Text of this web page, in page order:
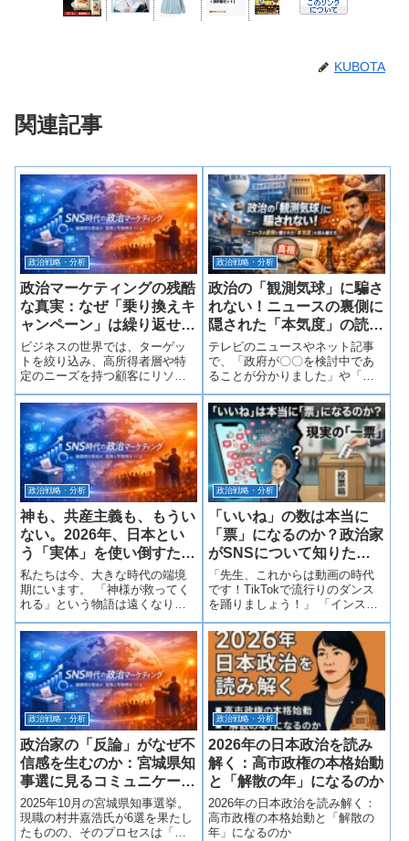
KUBOTA
関連記事
政治戦略・分析
政治マーケティングの残酷
な真実：なぜ「乗り換えキ
ャンペーン」は繰り返せな
いのか
ビジネスの世界では、ターゲッ
トを絞り込み、高所得者層や特
定のニーズを持つ顧客にリソー
スを集中させることが「正解」
です。しかし、選挙という戦場
には、その合理性が通用しない
絶対的なルールが存在します。
「金持ちも貧乏人も、若者も老
人も、等しく1票...
政治戦略・分析
政治の「観測気球」に騙さ
れない！ニュースの裏側に
隠された「本気度」の読み
解き方
テレビのニュースやネット記事
で、「政府が〇〇を検討中であ
ることが分かりました」や「〇
〇首相が解散総選挙を決断」と
いう一文を目にしたことはあり
ませんか？数日後、世論が猛反
対すると「そんな事実は検討し
ていません」と火消しが始ま
り、逆に反応が薄け...
政治戦略・分析
神も、共産主義も、もうい
ない。2026年、日本とい
う「実体」を使い倒すため
の政治へ
私たちは今、大きな時代の端境
期にいます。 「神様が救ってく
れる」という物語は遠くなり、
一方で「共産主義が理想郷を作
る」というかつての実験が、個
人の自由を奪い、社会を停滞さ
せる「狂気」を孕んでいたこと
も、私たちは歴史の教訓として
知っています。...
政治戦略・分析
「いいね」の数は本当に
「票」になるのか？政治家
がSNSについて知りた
い、たった一つの真実
「先生、これからは動画の時代
です！TikTokで流行りのダンス
を踊りましょう！」 「インスタ
映えするランチの写真をアップ
しないと、若者の支持は得られ
ませんよ」熱意ある若手秘書
や、外部のコンサルタントから
そう言われるたび、あなたは笑
顔で頷きな...
政治戦略・分析
政治家の「反論」がなぜ不
信感を生むのか：宮城県知
事選に見るコミュニケーシ
ョンの機能不全
2025年10月の宮城県知事選挙。
現職の村井嘉浩氏が6選を果たし
たものの、そのプロセスは「勝
政治戦略・分析
2026年の日本政治を読み
解く：高市政権の本格始動
と「解散の年」になるのか
2026年の日本政治を読み解く：
高市政権の本格始動と「解散の
年」になるのか